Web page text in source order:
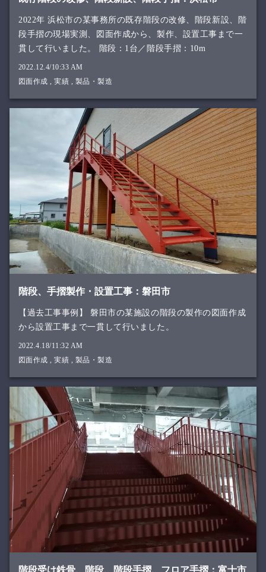
2022年 浜松市の某事務所の既存階段の改修、階段新設、階
段手摺の現場実測、図面作成から、製作、設置工事まで一
貫して行いました。 階段：1台／階段手摺：10m
2022.12.4/10:33 AM
図面作成 ,実績 , 製品・製造
階段、手摺製作・設置工事：磐田市
【過去工事事例】 磐田市の某施設の階段の製作の図面作成
から設置工事まで一貫して行いました。
2022.4.18/11:32 AM
図面作成 ,実績 , 製品・製造
階段受け鉄骨、階段、階段手摺、フロア手摺：富士市